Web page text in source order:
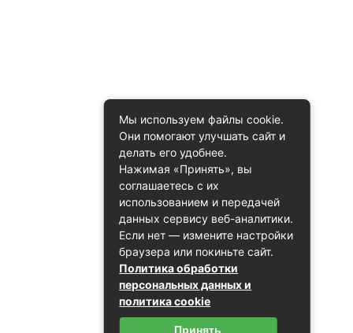
Мы используем файлы cookie.
Они помогают улучшать сайт и
делать его удобнее.
Нажимая «Принять», вы
соглашаетесь с их
использованием и передачей
данных сервису веб-аналитики.
Если нет — измените настройки
браузера или покиньте сайт.
Политика обработки
персональных данных и
политика cookie
Принять